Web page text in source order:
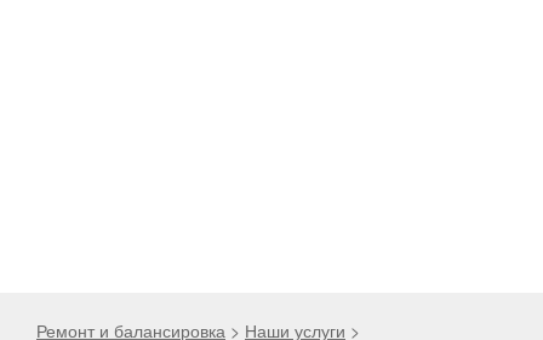
Ремонт и балансировка > Наши услуги >